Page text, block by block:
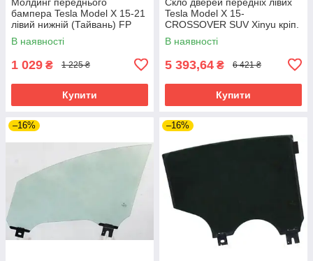
бампера Tesla Model X 15-21
лівий нижній (Тайвань) FP
8501 913
В наявності
1 029 ₴ 1 225 ₴
Купити
Tesla Model X 15-
CROSSOVER SUV Xinyu кріп.
В наявності
5 393,64 ₴ 6 421 ₴
Купити
–16% –16%